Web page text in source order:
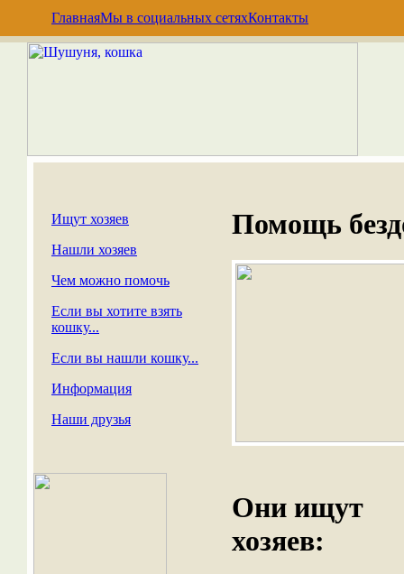
ГлавнаяМы в социальных сетяхКонтакты
Ищут хозяев
Нашли хозяев
Чем можно помочь
Если вы хотите взять
кошку...
Если вы нашли кошку...
Информация
Наши друзья
Помощь
Они ищут
хозяев: